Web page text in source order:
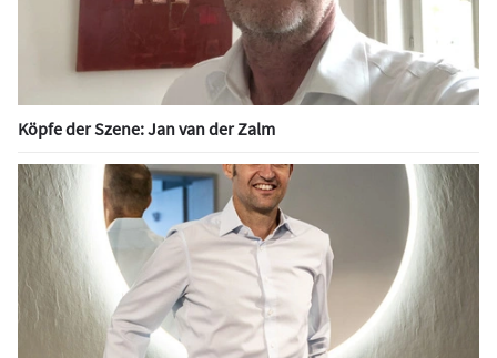
Köpfe der Szene: Jan van der Zalm